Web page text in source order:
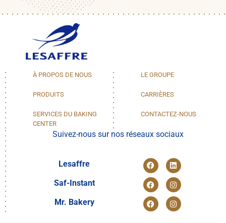
À PROPOS DE NOUS
PRODUITS
SERVICES DU BAKING
CENTER
LE GROUPE
CARRIÈRES
CONTACTEZ-NOUS
Suivez-nous sur nos réseaux sociaux
Lesaffre
Saf-Instant
Mr. Bakery